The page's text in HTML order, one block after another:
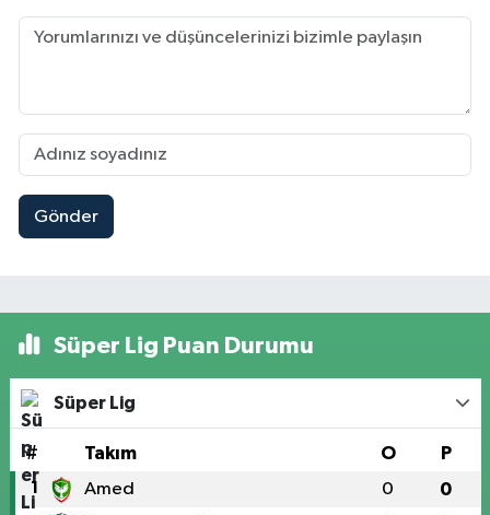
Gönder
Süper Lig Puan Durumu
Süper Lig
# Takım O P
1 Amed 0 0